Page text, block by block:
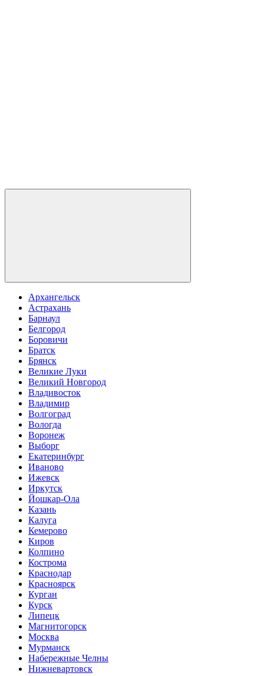
Архангельск
Астрахань
Барнаул
Белгород
Боровичи
Братск
Брянск
Великие Луки
Великий Новгород
Владивосток
Владимир
Волгоград
Вологда
Воронеж
Выборг
Екатеринбург
Иваново
Ижевск
Иркутск
Йошкар-Ола
Казань
Калуга
Кемерово
Киров
Колпино
Кострома
Краснодар
Красноярск
Курган
Курск
Липецк
Магнитогорск
Москва
Мурманск
Набережные Челны
Нижневартовск